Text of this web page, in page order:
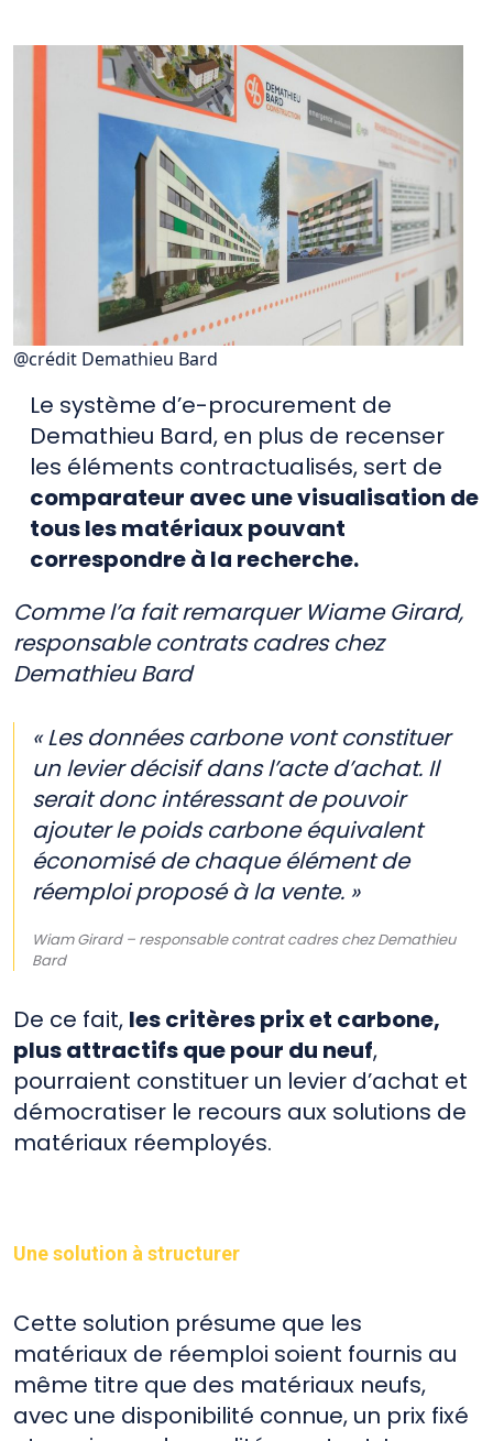
@crédit Demathieu Bard
Le système d’e-procurement de
Demathieu Bard, en plus de recenser
les éléments contractualisés, sert de
comparateur avec une visualisation de
tous les matériaux pouvant
correspondre à la recherche.
Comme l’a fait remarquer Wiame Girard,
responsable contrats cadres chez
Demathieu Bard
« Les données carbone vont constituer
un levier décisif dans l’acte d’achat. Il
serait donc intéressant de pouvoir
ajouter le poids carbone équivalent
économisé de chaque élément de
réemploi proposé à la vente. »
Wiam Girard – responsable contrat cadres chez Demathieu
Bard
De ce fait, les critères prix et carbone,
plus attractifs que pour du neuf,
pourraient constituer un levier d’achat et
démocratiser le recours aux solutions de
matériaux réemployés.
Une solution à structurer
Cette solution présume que les
matériaux de réemploi soient fournis au
même titre que des matériaux neufs,
avec une disponibilité connue, un prix fixé